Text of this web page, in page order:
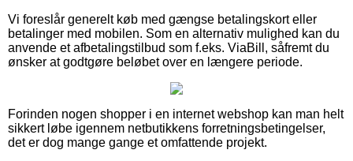
Vi foreslår generelt køb med gængse betalingskort eller
betalinger med mobilen. Som en alternativ mulighed kan du
anvende et afbetalingstilbud som f.eks. ViaBill, såfremt du
ønsker at godtgøre beløbet over en længere periode.
Forinden nogen shopper i en internet webshop kan man helt
sikkert løbe igennem netbutikkens forretningsbetingelser,
det er dog mange gange et omfattende projekt.